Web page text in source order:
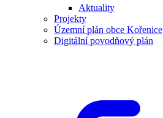
Aktuality
Projekty
Územní plán obce Kořenice
Digitální povodňový plán